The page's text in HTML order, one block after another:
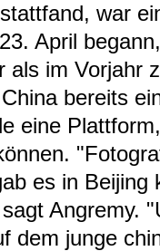
war
April
als im Vorjahr
bereits
eine
es in Beijing
Angremy.
dem junge